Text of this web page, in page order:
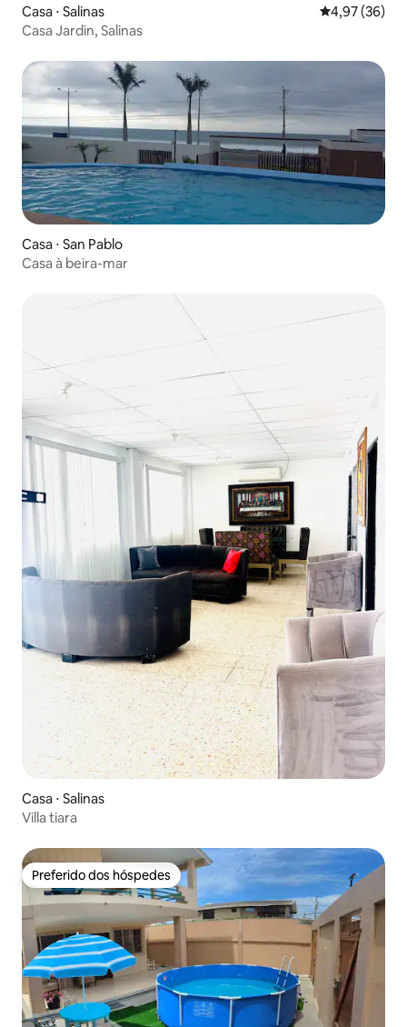
Casa ⋅ Salinas 4,97 de uma
4,97 (36)
Casa Jardin, Salinas
Casa ⋅ San Pablo
Casa à beira-mar
Casa ⋅ Salinas
Villa tiara
Preferido dos hóspedes
Preferido dos hóspedes